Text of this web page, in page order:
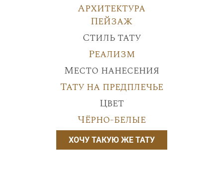
Архитектура
Пейзаж
Стиль тату
Реализм
Место нанесения
Тату на предплечье
Цвет
Чёрно-белые
ХОЧУ ТАКУЮ ЖЕ ТАТУ